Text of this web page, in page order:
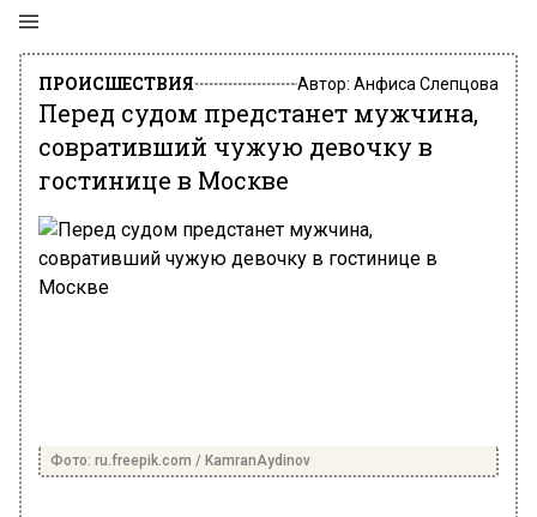
ПРОИСШЕСТВИЯ Автор: Анфиса Слепцова
Перед судом предстанет мужчина,
совративший чужую девочку в
гостинице в Москве
Фото: ru.freepik.com / KamranAydinov